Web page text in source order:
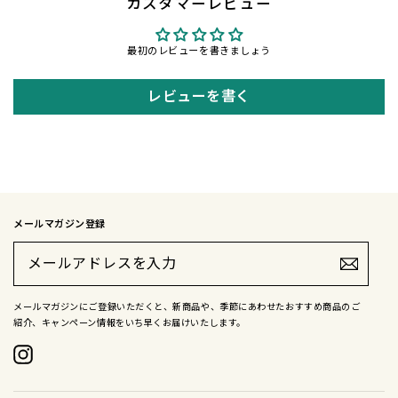
最初のレビューを書きましょう
レビューを書く
メールマガジン登録
ア
レ
ス
入
力
メールマガジンにご登録いただくと、新商品や、季節にあわせたおすすめ商品のご
紹介、キャンペーン情報をいち早くお届けいたします。